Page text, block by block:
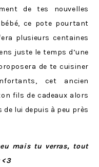
de tes nouvelles
ce pote pourtant
plusieurs centaines
juste le temps d’une
de te cuisiner
cet ancien
fils de cadeaux alors
de lui depuis à peu près
mais tu verras, tout